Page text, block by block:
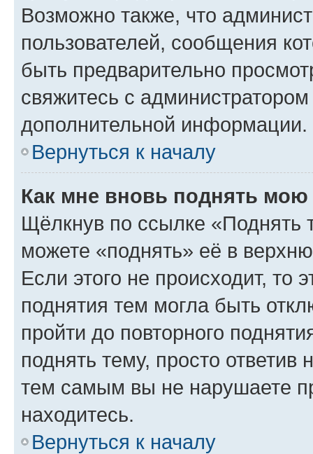
Возможно также, что
пользователей, сообщения
быть предварительно
свяжитесь с
дополнительной информации.
Вернуться к началу
Как мне вновь поднять мою
Щёлкнув по ссылке «Поднять
можете «поднять» её в
Если этого не происходит, то
поднятия тем могла быть
пройти до повторного
поднять тему, просто ответив
тем самым вы не нарушаете
находитесь.
Вернуться к началу